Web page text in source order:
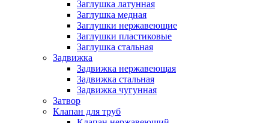
Заглушка латунная
Заглушка медная
Заглушки нержавеющие
Заглушки пластиковые
Заглушка стальная
Задвижка
Задвижка нержавеющая
Задвижка стальная
Задвижка чугунная
Затвор
Клапан для труб